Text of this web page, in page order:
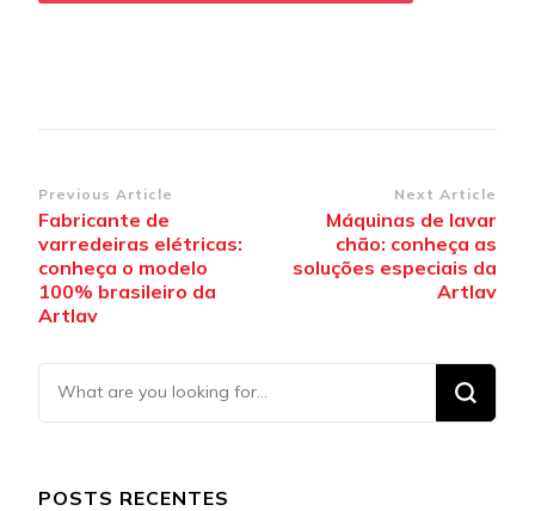
Post
Navigation
Previous Article
Fabricante de
varredeiras elétricas:
conheça o modelo
100% brasileiro da
Artlav
Next Article
Máquinas de lavar
chão: conheça as
soluções especiais da
Artlav
Looking
for
POSTS RECENTES